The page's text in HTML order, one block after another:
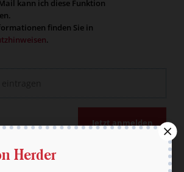
kann ich diese Funktion
finden Sie in
.
Jetzt anmelden
Herder